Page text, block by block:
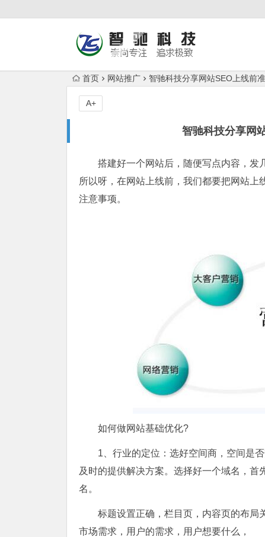
首页 网站推广 智驰科技分享网站SEO上线前
智驰科技分享网
A+
搭建好一个网站后，随便写点内容，发
所以呀，在网站上线前，我们都要把网站
注意事项。
如何做网站基础优化?
1、行业的定位：选好空间商，空间是
及时的提供解决方案。选择好一个域名，
名。
标题设置正确，栏目页，内容页的布局
市场需求，用户的需求，用户想要什么，